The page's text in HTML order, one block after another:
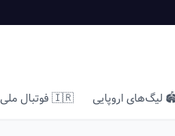
لیگ‌های اروپایی 🇮🇷 فوتبال ملی